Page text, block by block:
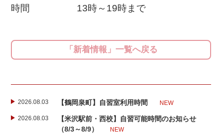
時間 13時～19時まで
「新着情報」一覧へ戻る
2026.08.03 【鶴岡泉町】自習室利用時間 NEW
2026.08.03
【米沢駅前・西校】自習可能時間のお知らせ
（8/3～8/9）
NEW